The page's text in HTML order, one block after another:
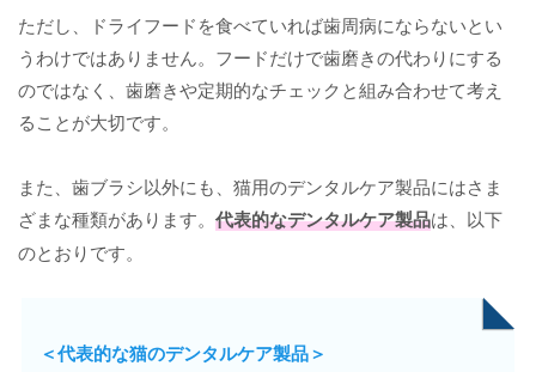
ただし、ドライフードを食べていれば歯周病にならないとい
うわけではありません。フードだけで歯磨きの代わりにする
のではなく、歯磨きや定期的なチェックと組み合わせて考え
ることが大切です。
また、歯ブラシ以外にも、猫用のデンタルケア製品にはさま
ざまな種類があります。 代表的なデンタルケア製品は、以下
のとおりです。
＜代表的な猫のデンタルケア製品＞